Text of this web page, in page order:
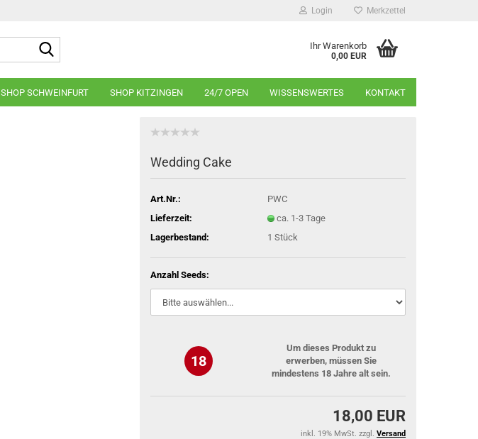
Login Merkzettel
Ihr Warenkorb
0,00 EUR
SHOP SCHWEINFURT SHOP KITZINGEN 24/7 OPEN WISSENSWERTES KONTAKT
Wedding Cake
Art.Nr.:
PWC
Lieferzeit:
ca. 1-3 Tage
Lagerbestand:
1 Stück
Anzahl Seeds:
18
Um dieses Produkt zu
erwerben, müssen Sie
mindestens 18 Jahre alt sein.
18,00 EUR
inkl. 19% MwSt. zzgl. Versand